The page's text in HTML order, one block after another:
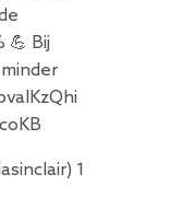
💪 Bij
1